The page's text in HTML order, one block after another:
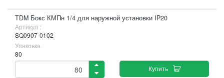
TDM Бокс КМПн 1/4 для наружной установки IP20
Артикул :
SQ0907-0102
Упаковка
80
Купить